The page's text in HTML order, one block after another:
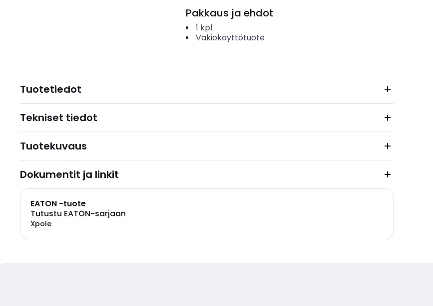
Pakkaus ja ehdot
1 kpl
Vakiokäyttötuote
Tuotetiedot
Tekniset tiedot
Tuotekuvaus
Dokumentit ja linkit
EATON -tuote
Tutustu EATON-sarjaan
Xpole